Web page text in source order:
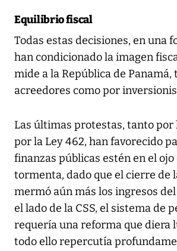
Equilibrio fiscal
Todas estas decisiones, en una
han condicionado la imagen
mide a la República de Panamá,
acreedores como por
Las últimas protestas, tanto por
por la Ley 462, han favorecido
finanzas públicas estén en el ojo
tormenta, dado que el cierre de
mermó aún más los ingresos
el lado de la CSS, el sistema de
requería una reforma que diera
todo ello repercutía